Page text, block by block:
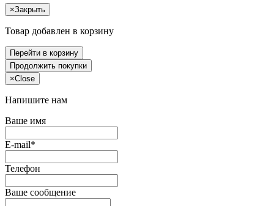
×Закрыть
Товар добавлен в корзину
Перейти в корзину
Продолжить покупки
×Close
Напишите нам
Ваше имя
E-mail*
Телефон
Ваше сообщение